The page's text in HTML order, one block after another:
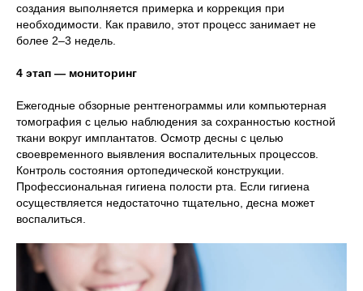
создания выполняется примерка и коррекция при
необходимости. Как правило, этот процесс занимает не
более 2–3 недель.
4 этап — мониторинг
Ежегодные обзорные рентгенограммы или компьютерная
томография с целью наблюдения за сохранностью костной
ткани вокруг имплантатов. Осмотр десны с целью
своевременного выявления воспалительных процессов.
Контроль состояния ортопедической конструкции.
Профессиональная гигиена полости рта. Если гигиена
осуществляется недостаточно тщательно, десна может
воспалиться.